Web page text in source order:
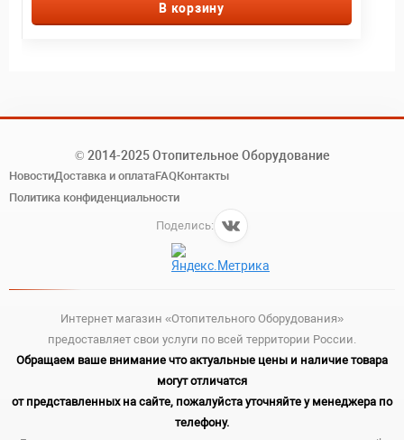
В корзину
© 2014-2025 Отопительное Оборудование
НовостиДоставка и оплатаFAQКонтакты
Политика конфиденциальности
Поделись:
Интернет магазин «Отопительного Оборудования»
предоставляет свои услуги по всей территории России.
Обращаем ваше внимание что актуальные цены и наличие товара
могут отличатся
от представленных на сайте, пожалуйста уточняйте у менеджера по
телефону.